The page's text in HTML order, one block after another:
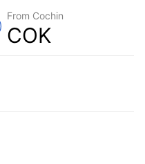
From Cochin
COK